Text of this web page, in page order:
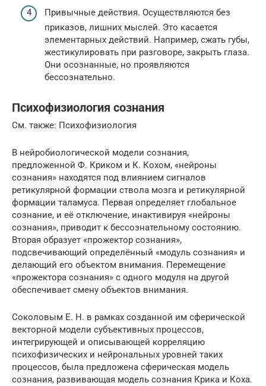
Привычные действия. Осуществляются без
приказов, лишних мыслей. Это касается
элементарных действий. Например, сжать губы,
жестикулировать при разговоре, закрыть глаза.
Они осознанные, но проявляются
бессознательно.
Психофизиология сознания
См. также: Психофизиология
В нейробиологической модели сознания,
предложенной Ф. Криком и К. Кохом, «нейроны
сознания» находятся под влиянием сигналов
ретикулярной формации ствола мозга и ретикулярной
формации таламуса. Первая определяет глобальное
сознание, и её отключение, инактивируя «нейроны
сознания», приводит к бессознательному состоянию.
Вторая образует «прожектор сознания»,
подсвечивающий определённый «модуль сознания» и
делающий его объектом внимания. Перемещение
«прожектора сознания» с одного модуля на другой
обеспечивает смену объектов внимания.
Соколовым Е. Н. в рамках созданной им сферической
векторной модели субъективных процессов,
интегрирующей и описывающей корреляцию
психофизических и нейрональных уровней таких
процессов, была предложена сферическая модель
сознания, развивающая модель сознания Крика и Коха.